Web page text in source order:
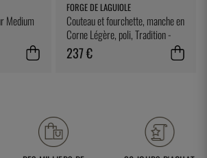
Medium
FORGE DE LAGUIOLE
Couteau et fourchette, manche en
Corne Légère, poli, Tradition -
Forge de Laguiole
237 €